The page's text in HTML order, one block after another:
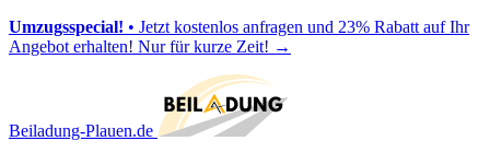
Umzugsspecial! • Jetzt kostenlos anfragen und 23% Rabatt auf Ihr
Angebot erhalten! Nur für kurze Zeit! →
Beiladung-Plauen.de